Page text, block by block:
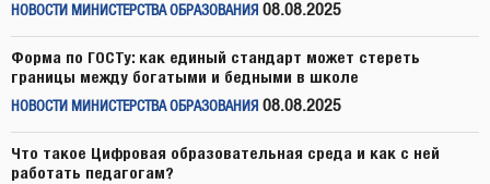
НОВОСТИ МИНИСТЕРСТВА ОБРАЗОВАНИЯ 08.08.2025
Форма по ГОСТу: как единый стандарт может стереть
границы между богатыми и бедными в школе
НОВОСТИ МИНИСТЕРСТВА ОБРАЗОВАНИЯ 08.08.2025
Что такое Цифровая образовательная среда и как с ней
работать педагогам?